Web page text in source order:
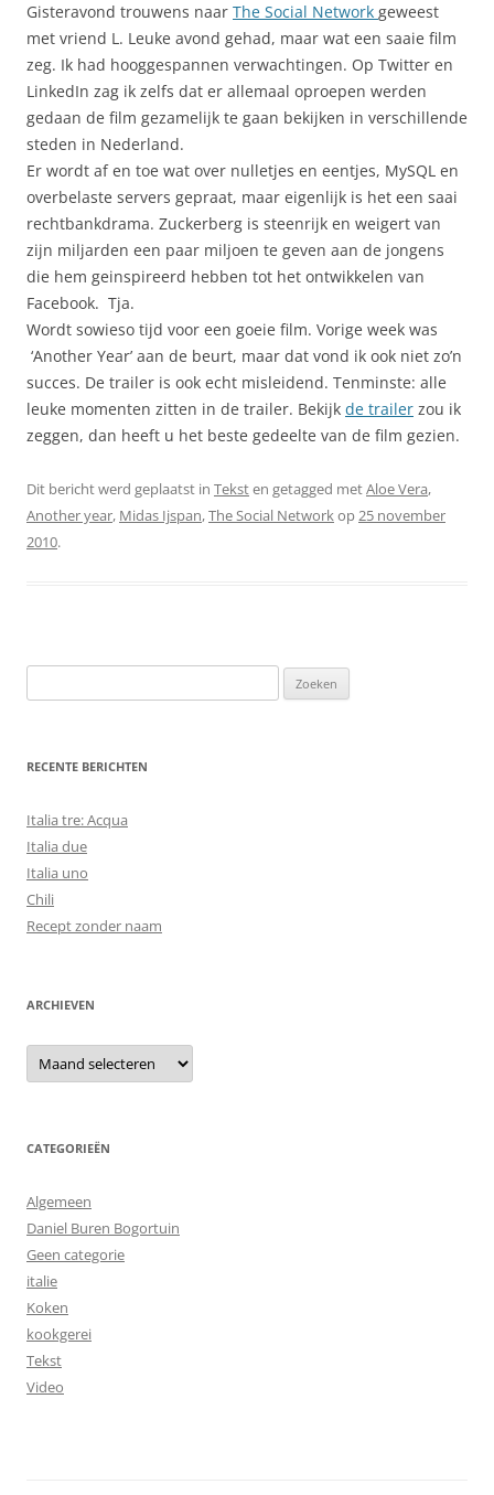
Gisteravond trouwens naar The Social Network geweest
met vriend L. Leuke avond gehad, maar wat een saaie film
zeg. Ik had hooggespannen verwachtingen. Op Twitter en
LinkedIn zag ik zelfs dat er allemaal oproepen werden
gedaan de film gezamelijk te gaan bekijken in verschillende
steden in Nederland.
Er wordt af en toe wat over nulletjes en eentjes, MySQL en
overbelaste servers gepraat, maar eigenlijk is het een saai
rechtbankdrama. Zuckerberg is steenrijk en weigert van
zijn miljarden een paar miljoen te geven aan de jongens
die hem geinspireerd hebben tot het ontwikkelen van
Facebook. Tja.
Wordt sowieso tijd voor een goeie film. Vorige week was
‘Another Year’ aan de beurt, maar dat vond ik ook niet zo’n
succes. De trailer is ook echt misleidend. Tenminste: alle
leuke momenten zitten in de trailer. Bekijk de trailer zou ik
zeggen, dan heeft u het beste gedeelte van de film gezien.
Dit bericht werd geplaatst in Teksten getagged metAloe Vera,
Another year, Midas Ijspan,The Social Networkop25 november
2010.
naar:
RECENTE BERICHTEN
Italia tre: Acqua
Italia due
Italia uno
Chili
Recept zonder naam
ARCHIEVEN
Archieven
CATEGORIEËN
Algemeen
Daniel Buren Bogortuin
Geen categorie
italie
Koken
kookgerei
Tekst
Video